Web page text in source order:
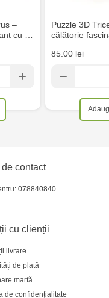
–
cu …
Puzzle 3D
călătorie
85.00 lei
cu clienții
livrare
de plată
marfă
de confidențialitate
de contact
078840840